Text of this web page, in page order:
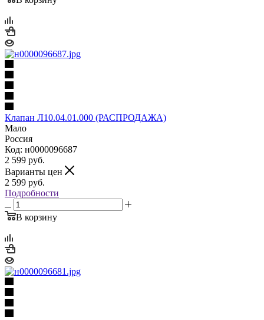
Клапан Л10.04.01.000 (РАСПРОДАЖА)
Мало
Россия
Код: н0000096687
2 599 руб.
Варианты цен
2 599 руб.
Подробности
В корзину